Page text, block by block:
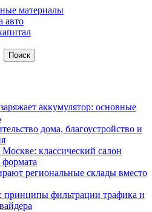
материалы
авто
Поиск
аккумулятор: основные
дома, благоустройство и
классический салон
формата
региональные склады вместо
принципы фильтрации трафика и